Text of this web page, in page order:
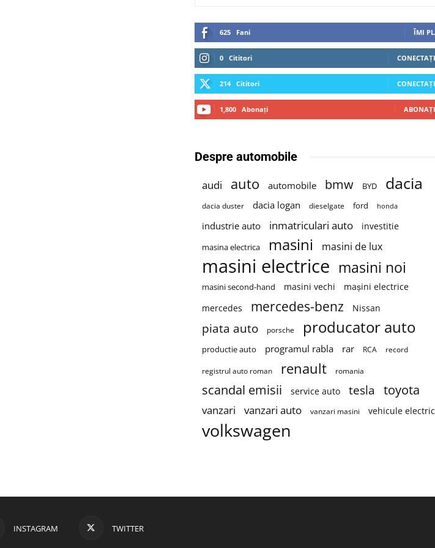
625 Fani ÎMI
0 Cititori
214 Cititori
1,800 Abonați
Despre automobile
audi auto automobile bmw BYD dacia
dacia duster dacia logan dieselgate ford honda
industrie auto inmatriculari auto investitie
masina electrica masini masini de lux
masini electrice masini noi
masini second-hand masini vechi
mașini electrice
mercedes
mercedes-benz Nissan
piata auto porsche producator auto
productie auto programul rabla rar RCA record
registrul auto roman renault romania
scandal emisii service auto tesla toyota
vanzari vanzari auto vanzari masini vehicule
volkswagen
INSTAGRAM TWITTER